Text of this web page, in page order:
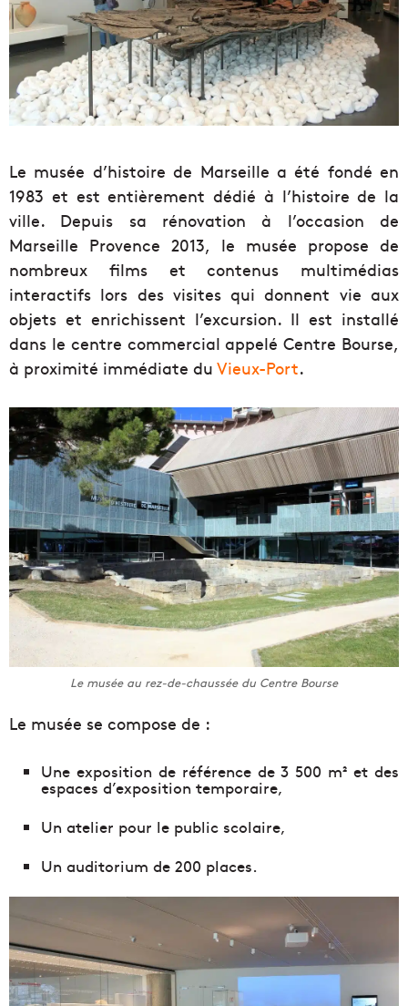
Le musée d’histoire de Marseille a été fondé en
1983 et est entièrement dédié à l’histoire de la
ville. Depuis sa rénovation à l’occasion de
Marseille Provence 2013, le musée propose de
nombreux films et contenus multimédias
interactifs lors des visites qui donnent vie aux
objets et enrichissent l’excursion. Il est installé
dans le centre commercial appelé Centre Bourse,
à proximité immédiate du Vieux-Port.
Le musée au rez-de-chaussée du Centre Bourse
Le musée se compose de :
Une exposition de référence de 3 500 m² et des
espaces d’exposition temporaire,
Un atelier pour le public scolaire,
Un auditorium de 200 places.